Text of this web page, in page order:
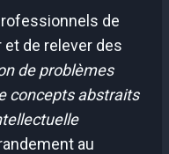
de
de relever des
de problèmes
concepts abstraits
au